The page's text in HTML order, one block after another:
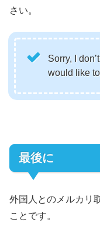
さい。
Sorry, I
would like
最後に
外国人とのメルカリ
ことです。